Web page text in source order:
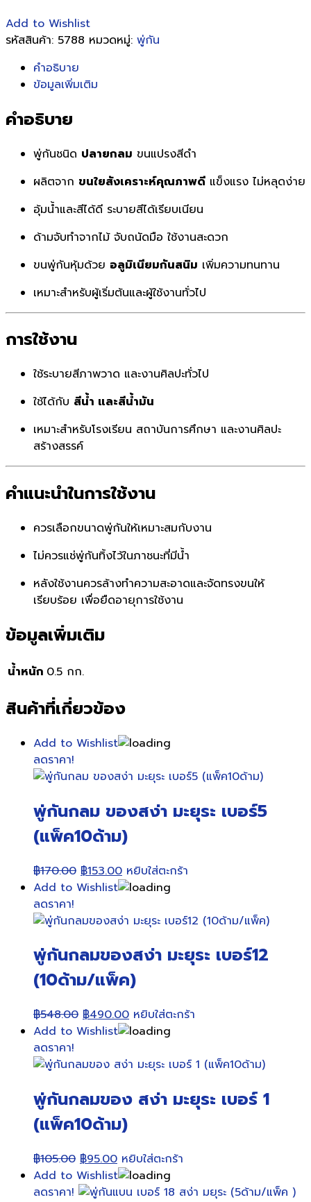
Add to Wishlist
รหัสสินค้า: 5788 หมวดหมู่: พู่กัน
คำอธิบาย
ข้อมูลเพิ่มเติม
คำอธิบาย
พู่กันชนิด ปลายกลม ขนแปรงสีดำ
ผลิตจาก ขนใยสังเคราะห์คุณภาพดี แข็งแรง ไม่หลุดง่าย
อุ้มน้ำและสีได้ดี ระบายสีได้เรียบเนียน
ด้ามจับทำจากไม้ จับถนัดมือ ใช้งานสะดวก
ขนพู่กันหุ้มด้วย อลูมิเนียมกันสนิม เพิ่มความทนทาน
เหมาะสำหรับผู้เริ่มต้นและผู้ใช้งานทั่วไป
การใช้งาน
ใช้ระบายสีภาพวาด และงานศิลปะทั่วไป
ใช้ได้กับ สีน้ำ และสีน้ำมัน
เหมาะสำหรับโรงเรียน สถาบันการศึกษา และงานศิลปะ
สร้างสรรค์
คำแนะนำในการใช้งาน
ควรเลือกขนาดพู่กันให้เหมาะสมกับงาน
ไม่ควรแช่พู่กันทิ้งไว้ในภาชนะที่มีน้ำ
หลังใช้งานควรล้างทำความสะอาดและจัดทรงขนให้
เรียบร้อย เพื่อยืดอายุการใช้งาน
ข้อมูลเพิ่มเติม
น้ำหนัก 0.5 กก.
สินค้าที่เกี่ยวข้อง
Add to Wishlist
ลดราคา!
พู่กันกลม ของสง่า มะยุระ เบอร์5
(แพ็ค10ด้าม)
฿170.00 Original
price
฿170.00.
฿153.00Current
price
฿153.00.
หยิบใส่ตะกร้า
Add to Wishlist
ลดราคา!
พู่กันกลมของสง่า มะยุระ เบอร์12
(10ด้าม/แพ็ค)
฿548.00 Original
price
฿548.00.
฿490.00Current
price
฿490.00.
หยิบใส่ตะกร้า
Add to Wishlist
ลดราคา!
พู่กันกลมของ สง่า มะยุระ เบอร์ 1
(แพ็ค10ด้าม)
฿105.00 Original
price
was:
฿95.00Current
price
is:
หยิบใส่ตะกร้า
Add to Wishlist
ลดราคา!